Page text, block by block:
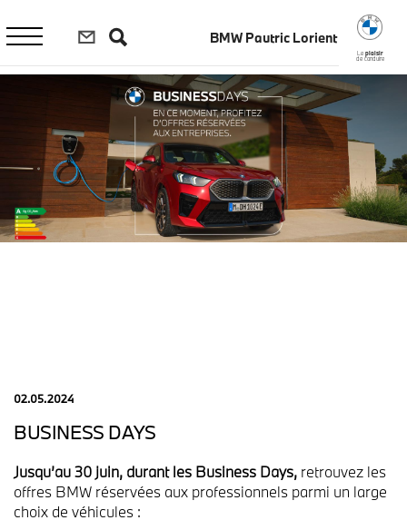
contenu
principal
BMW Pautric Lorient
Le plaisir
de conduire
02.05.2024
BUSINESS DAYS
Jusqu’au 30 juin, durant les Business Days, retrouvez les
offres BMW réservées aux professionnels parmi un large
choix de véhicules :